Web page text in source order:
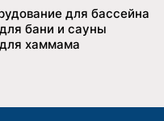
для бассейна
бани и сауны
хаммама